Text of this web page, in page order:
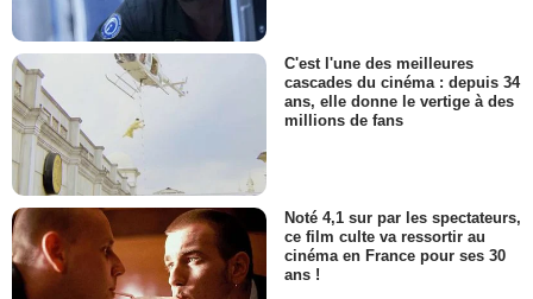
C'est l'une des meilleures
cascades du cinéma : depuis 34
ans, elle donne le vertige à des
millions de fans
Noté 4,1 sur par les spectateurs,
ce film culte va ressortir au
cinéma en France pour ses 30
ans !